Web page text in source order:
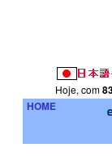
Hoje, com
HOME